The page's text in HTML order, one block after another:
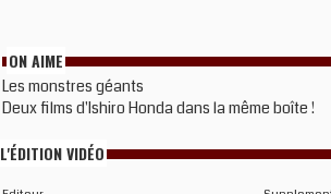
ON AIME
Les monstres géants
Deux films d'Ishiro Honda dans la même boîte !
L'ÉDITION VIDÉO